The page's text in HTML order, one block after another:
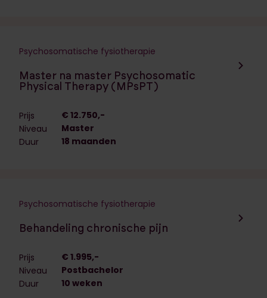
Psychosomatische fysiotherapie
Master na master Psychosomatic
Physical Therapy (MPsPT)
Prijs
€ 12.750,-
Niveau
Master
Duur
18 maanden
Psychosomatische fysiotherapie
Behandeling chronische pijn
Prijs
€ 1.995,-
Niveau
Postbachelor
Duur
10 weken